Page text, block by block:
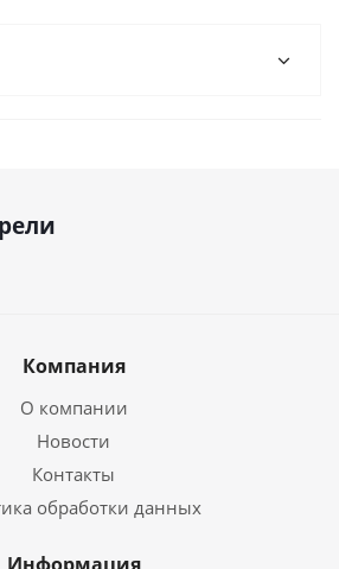
Компания
О компании
Новости
Контакты
обработки данных